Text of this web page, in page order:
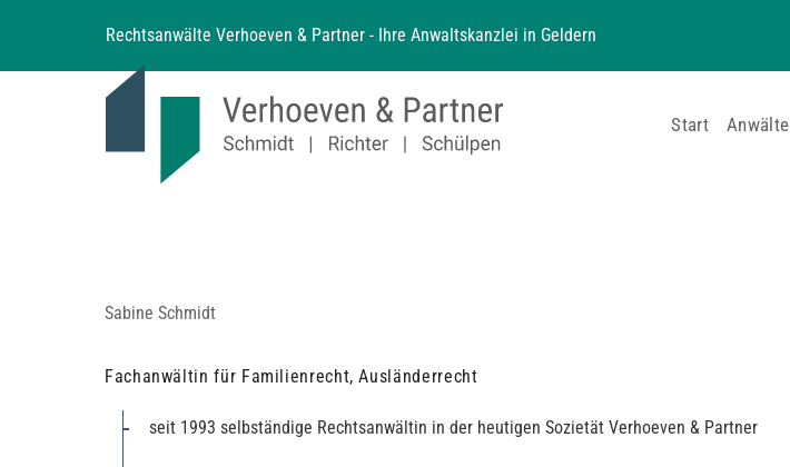
Rechtsanwälte Verhoeven & Partner - Ihre Anwaltskanzlei in Geldern
Start Anwälte
Sabine Schmidt
Fachanwältin für Familienrecht, Ausländerrecht
seit 1993 selbständige Rechtsanwältin in der heutigen Sozietät Verhoeven & Partner